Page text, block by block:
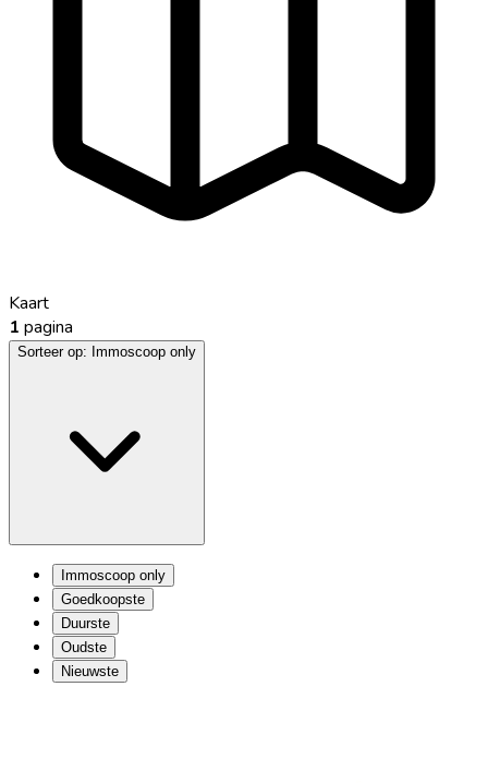
Kaart
1 pagina
Sorteer op: Immoscoop only
Immoscoop only
Goedkoopste
Duurste
Oudste
Nieuwste